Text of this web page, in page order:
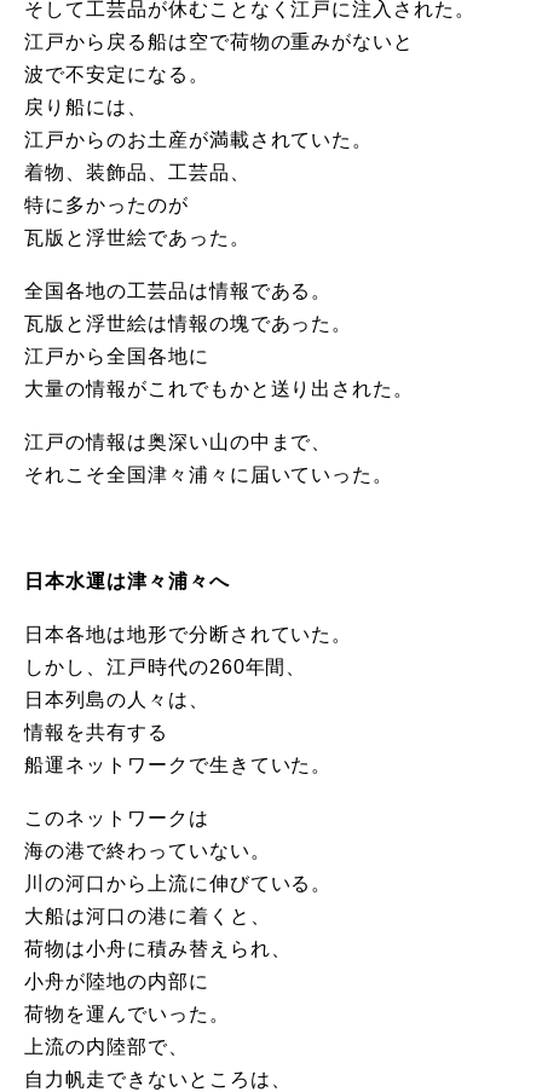
そして工芸品が休むことなく江戸に注入された。
江戸から戻る船は空で荷物の重みがないと
波で不安定になる。
戻り船には、
江戸からのお土産が満載されていた。
着物、装飾品、工芸品、
特に多かったのが
瓦版と浮世絵であった。
全国各地の工芸品は情報である。
瓦版と浮世絵は情報の塊であった。
江戸から全国各地に
大量の情報がこれでもかと送り出された。
江戸の情報は奥深い山の中まで、
それこそ全国津々浦々に届いていった。
日本水運は津々浦々へ
日本各地は地形で分断されていた。
しかし、江戸時代の260年間、
日本列島の人々は、
情報を共有する
船運ネットワークで生きていた。
このネットワークは
海の港で終わっていない。
川の河口から上流に伸びている。
大船は河口の港に着くと、
荷物は小舟に積み替えられ、
小舟が陸地の内部に
荷物を運んでいった。
上流の内陸部で、
自力帆走できないところは、